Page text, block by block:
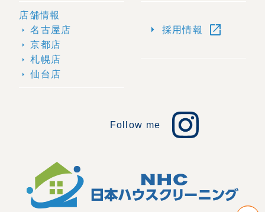
店舗情報
arrow_right 名古屋店
arrow_right 京都店
arrow_right 札幌店
arrow_right 仙台店
arrow_right 採用情報 open_in_new
Follow me